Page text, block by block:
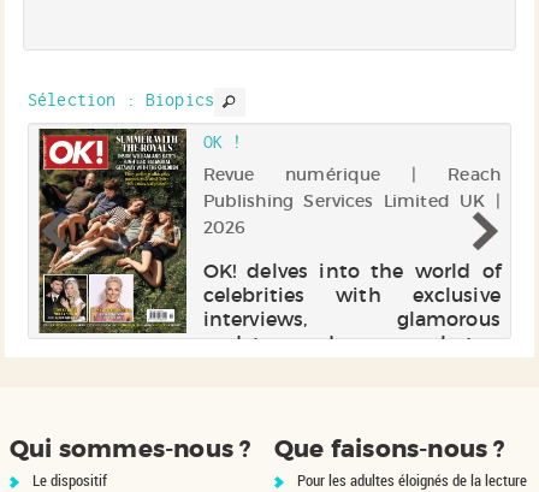
Sélection : Biopics
OK !
Revue numérique | Reach
Publishing Services Limited UK |
2026
OK! delves into the world of
celebrities with exclusive
interviews, glamorous
updates, and unseen photos.
celebrity news. Subscribe via
Cafeyn to st...
Qui sommes-nous ?
Le dispositif
Que faisons-nous ?
Pour les adultes éloignés de la lecture